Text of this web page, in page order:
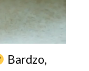
Bardzo,